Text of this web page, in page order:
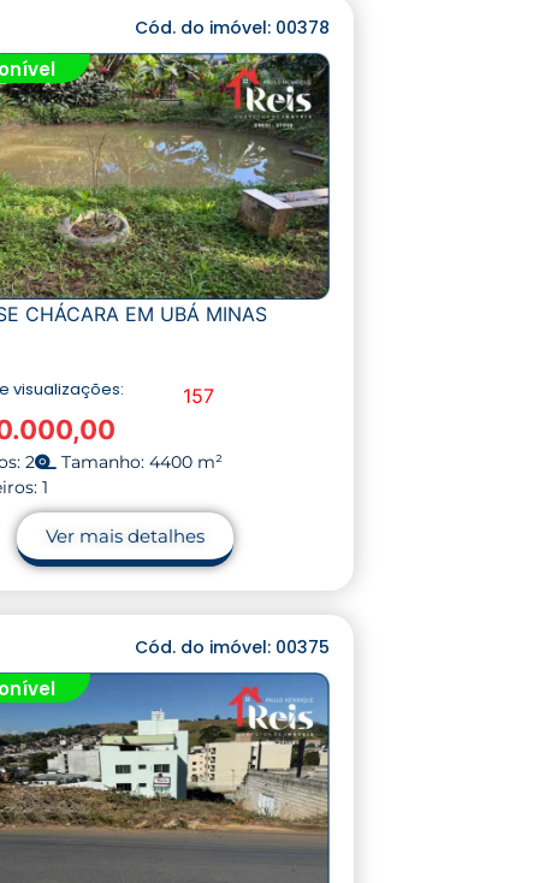
Cód. do imóvel: 00378
CHÁCARA EM UBÁ MINAS
visualizações: 157
2
Tamanho: 4400 m²
1
Ver mais detalhes
Cód. do imóvel: 00375